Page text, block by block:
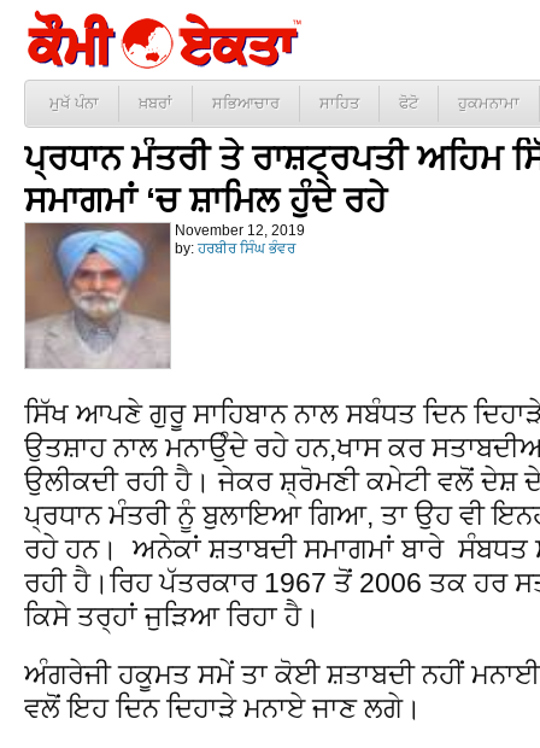
ਮੁਖੱ ਪੰਨਾ ਖ਼ਬਰਾਂ ਸਭਿਆਚਾਰ ਸਾਹਿਤ ਫੋਟੋ ਹੁਕਮਨਾਮਾ
ਪ੍ਰਧਾਨ ਮੰਤਰੀ ਤੇ ਰਾਸ਼ਟ੍ਰਪਤੀ ਅਹਿਮ
ਸਮਾਗਮਾਂ ‘ਚ ਸ਼ਾਮਿਲ ਹੁੰਦੇ ਰਹੇ
November 12, 2019
by: ਹਰਬੀਰ ਸਿੰਘ ਭੰਵਰ
ਸਿੱਖ ਆਪਣੇ ਗੁਰੂ ਸਾਹਿਬਾਨ ਨਾਲ ਸਬੰਧਤ ਦਿਨ
ਉਤਸ਼ਾਹ ਨਾਲ ਮਨਾਉੰਦੇ ਰਹੇ ਹਨ,ਖਾਸ ਕਰ
ਉਲੀਕਦੀ ਰਹੀ ਹੈ। ਜੇਕਰ ਸ਼੍ਰੋਮਣੀ ਕਮੇਟੀ ਵਲੋਂ ਦੇਸ਼
ਪ੍ਰਧਾਨ ਮੰਤਰੀ ਨੂੰ ਬੁਲਾਇਆ ਗਿਆ, ਤਾ ਉਹ ਵੀ
ਰਹੇ ਹਨ। ਅਨੇਕਾਂ ਸ਼ਤਾਬਦੀ ਸਮਾਗਮਾਂ ਬਾਰੇ ਸੰਬਧਤ
ਰਹੀ ਹੈ।ਰਿਹ ਪੱਤਰਕਾਰ 1967 ਤੋਂ 2006 ਤਕ ਹਰ
ਕਿਸੇ ਤਰ੍ਹਾਂ ਜੁੜਿਆ ਰਿਹਾ ਹੈ।
ਅੰਗਰੇਜੀ ਹਕੂਮਤ ਸਮੇਂ ਤਾ ਕੋਈ ਸ਼ਤਾਬਦੀ ਨਹੀਂ
ਵਲੋਂ ਇਹ ਦਿਨ ਦਿਹਾੜੇ ਮਨਾਏ ਜਾਣ ਲਗੇ।